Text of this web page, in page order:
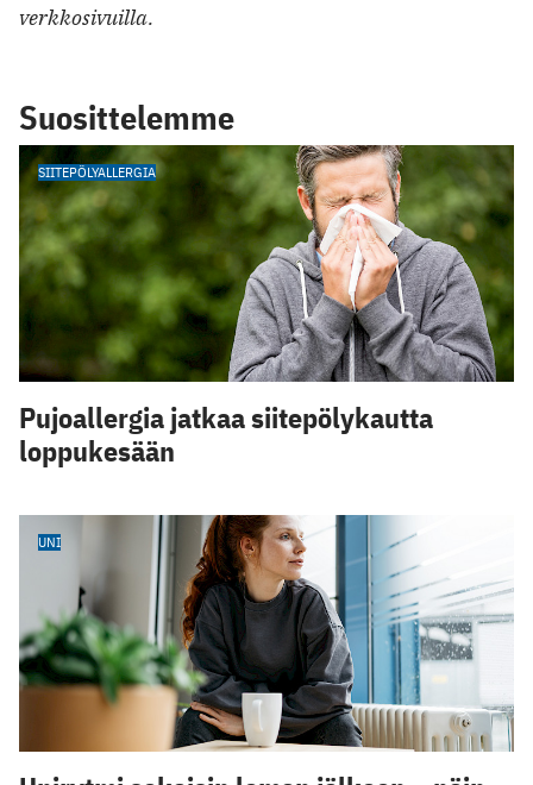
verkkosivuilla.
Suosittelemme
SIITEPÖLYALLERGIA
Pujoallergia jatkaa siitepölykautta
loppukesään
UNI